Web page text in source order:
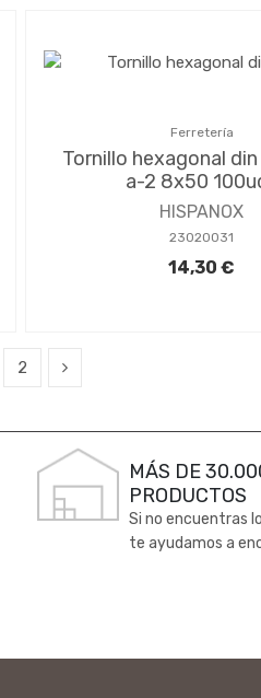
Ferretería
Tornillo hexagonal
a-2 8x50
HISPANOX
23020031
14,30 €
2
MÁS DE
PRODUCTOS
Si no encuentras
te ayudamos a